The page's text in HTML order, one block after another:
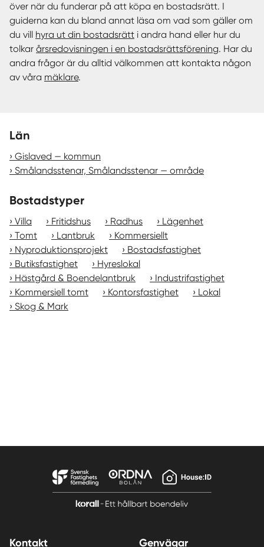
över när du funderar på att köpa en bostadsrätt. I
guiderna kan du bland annat läsa om vad som gäller om
du vill hyra ut din bostadsrätt i andra hand eller hur du
tolkar årsredovisningen i en bostadsrättsförening. Har du
andra frågor är du alltid välkommen att kontakta någon
av våra mäklare.
Län
Gislaved — kommun
Smålandsstenar, Smålandsstenar — område
Bostadstyper
Villa Fritidshus Radhus
Lägenhet
Tomt
Lantbruk
Kommersiellt
Nyproduktionsprojekt
Bostadsfastighet
Butiksfastighet
Hyreslokal
Hästgård & Boendelantbruk
Industrifastighet
Kommersiell tomt
Kontorsfastighet
Lokal
Skog & Mark
Kontakt Genvägar